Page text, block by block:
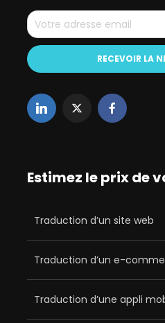
Estimez le prix de
Traduction d’un site web
Traduction d’un e-
Traduction d’une appli